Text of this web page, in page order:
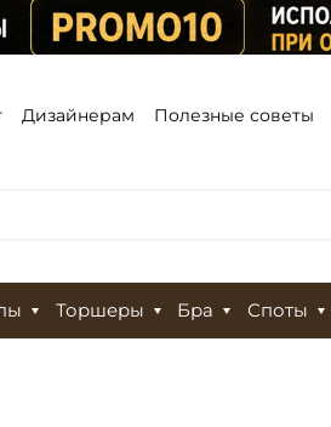
Дизайнерам Полезные советы
Торшеры Бра Споты